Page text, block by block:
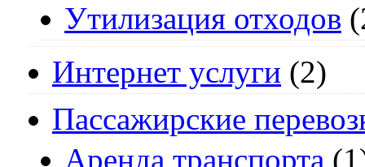
Утилизация отходов
Интернет услуги (2)
Пассажирские
Аренда транспорта